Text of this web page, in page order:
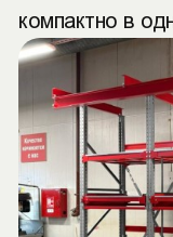
компактно в